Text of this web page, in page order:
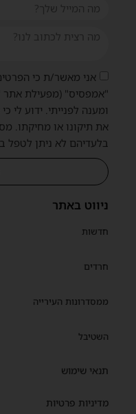
ניווט באתר
חדשות
חרדים
ממסדרונות העירייה
השטיבל
תנאי שימוש
מדיניות פרטיות
אני מאשר/ת כי
"אמפסיס" (מפעילת אתר
ומענה לפנייתי. ידוע לי
את תיקונו או מחיקתו.
בלעדיהם לא ניתן לטפל